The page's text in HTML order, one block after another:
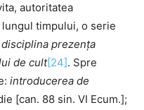
autoritatea
timpului, o serie
prezența
de cult[24]. Spre
introducerea de
[can. 88 sin. VI Ecum.];